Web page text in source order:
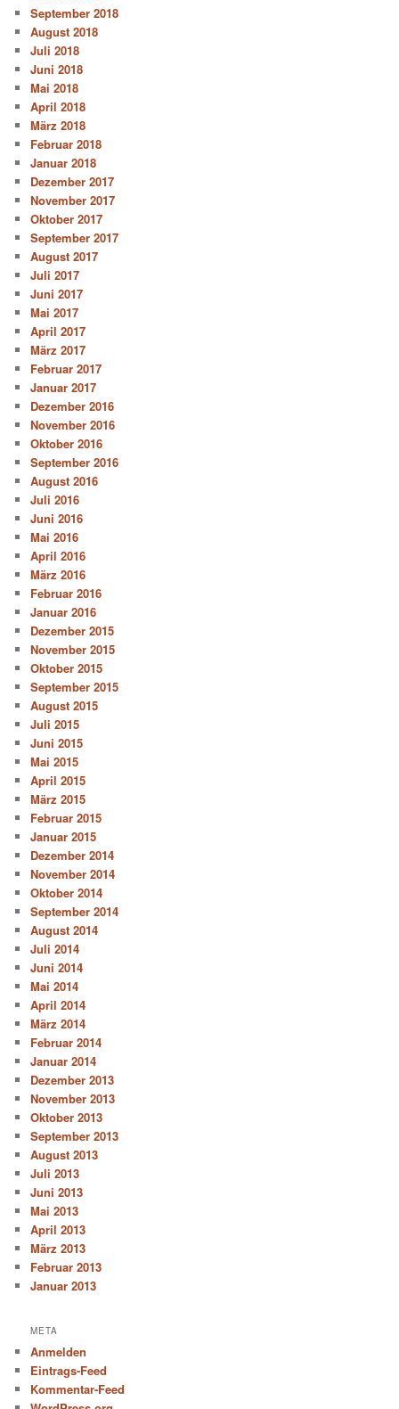
September 2018
August 2018
Juli 2018
Juni 2018
Mai 2018
April 2018
März 2018
Februar 2018
Januar 2018
Dezember 2017
November 2017
Oktober 2017
September 2017
August 2017
Juli 2017
Juni 2017
Mai 2017
April 2017
März 2017
Februar 2017
Januar 2017
Dezember 2016
November 2016
Oktober 2016
September 2016
August 2016
Juli 2016
Juni 2016
Mai 2016
April 2016
März 2016
Februar 2016
Januar 2016
Dezember 2015
November 2015
Oktober 2015
September 2015
August 2015
Juli 2015
Juni 2015
Mai 2015
April 2015
März 2015
Februar 2015
Januar 2015
Dezember 2014
November 2014
Oktober 2014
September 2014
August 2014
Juli 2014
Juni 2014
Mai 2014
April 2014
März 2014
Februar 2014
Januar 2014
Dezember 2013
November 2013
Oktober 2013
September 2013
August 2013
Juli 2013
Juni 2013
Mai 2013
April 2013
März 2013
Februar 2013
Januar 2013
META
Anmelden
Eintrags-Feed
Kommentar-Feed